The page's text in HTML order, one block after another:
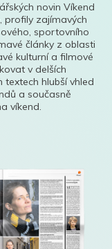
novin Víkend
profily zajímavých
sportovního
články z oblasti
kulturní a filmové
v delších
hlubší vhled
a současně
víkend.